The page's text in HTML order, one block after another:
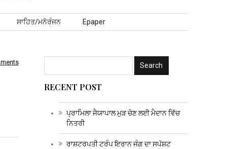
ਸਾਹਿਤ/ਮਨੋਰੰਜਨ Epaper
RECENT POST
ਪ੍ਰਾਮਿਲਾ ਜੈਯਾਪਾਲ ਮੁੜ ਚੋਣ ਲਈ ਮੈਦਾਨ ਵਿੱਚ
ਨਿਤਰੀ
ਰਾਸ਼ਟਰਪਤੀ ਟਰੰਪ ਇਰਾਨ ਜੰਗ ਦਾ ਸਪੱਸ਼ਟ